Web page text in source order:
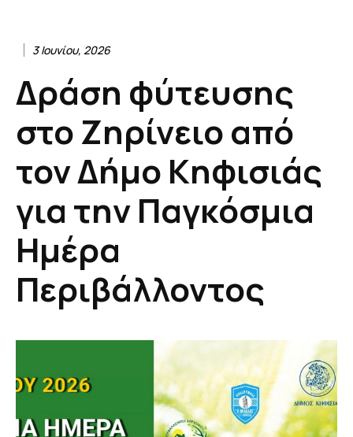
3 Ιουνίου, 2026
Δράση φύτευσης
στο Ζηρίνειο από
τον Δήμο Κηφισιάς
για την Παγκόσμια
Ημέρα
Περιβάλλοντος